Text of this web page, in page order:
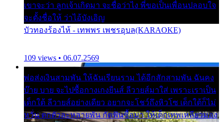
เขาจะว่า ลูกเจ้าเกิดมา จะชื่อว่าไง พี่ขอเป็นเพื่อนปลอบใจ
จะตั้งชื่อให้ ว่าไอ้บังเอิญ
บัวทองร้องไห้ - เทพพร เพชรอุบล(KARAOKE)
109 views • 06.07.2569
พ่อส่งเงินสามพัน ให้ฉันเรียนราม ได้อีกสักสามพัน ฉันคง
บ๊าย บาย จะไปซื้อกางเกงยีนส์ ลีวายส์มาใส่ เพราะเราเป็น
เด็กใต้ ลีวายส์อย่างเดียว อยากจะโชว์ถึงหิวโซ เด็กใต้ก็ไม่
หวั่น ตกตัวละหลายพัน กัดฟันซื้อมา ให้เด็กเทพเหลียวมอง